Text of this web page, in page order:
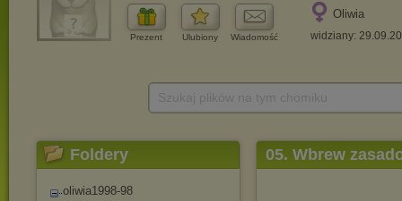
Prezent Ulubiony Wiadomość
Oliwia
widziany:
Foldery
oliwia1998-98
05. Wbrew